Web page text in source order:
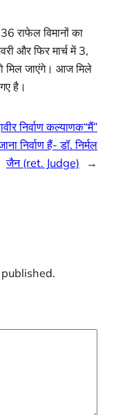
राफेल विमानों का
और फिर मार्च में 3,
मिल जाएंगे। आज मिले
है।
निर्वाण कल्याणक“मैं”
निर्वाण हैं- डॉ. निर्मल
जैन (ret. Judge)
→